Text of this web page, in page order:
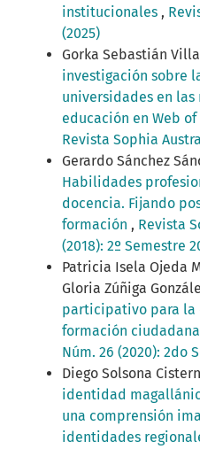
institucionales ,
(2025)
Gorka Sebastián
investigación sobre
universidades en
educación en Web of
Revista Sophia
Gerardo Sánchez
Habilidades
docencia. Fijando
formación , Revista
(2018): 2º Semestre
Patricia Isela Ojeda
Gloria Zúñiga
participativo para la
formación ciudadana
Núm. 26 (2020):
Diego Solsona
identidad
una comprensión
identidades